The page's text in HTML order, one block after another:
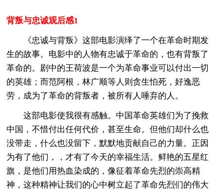
背叛与忠诚观后感1
《忠诚与背叛》这部电影演绎了一个在革命时期发
生的故事。电影中的人物有忠诚于革命的，也有背叛了
革命的。剧中的王荷波是一个为革命事业可以付出一切
的英雄；而范阿根，林广顺等人则贪生怕死，好逸恶
劳，成为了革命的背叛者，被所有人唾弃的人。
这部电影使我很有感触。中国革命英雄们为了挽救
中国，不惜付出任何代价，甚至生命。但他们却什么也
没带走，什么也没留下，默默地贡献自己的力量。正因
为有了他们，，才有了今天的幸福生活。鲜艳的五星红
旗，是他们用热血染成的，像征着革命先烈的崇高精
神，这种精神让我们的心中树立起了革命先烈们的伟大